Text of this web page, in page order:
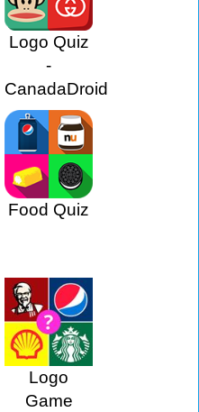
Logo Quiz
-
CanadaDroid
Food Quiz
Logo
Game